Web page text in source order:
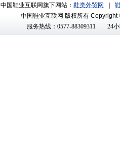
中国鞋业互联网旗下网站： 鞋类外贸网
中国鞋业互联网 版权所有 Copyright
服务热线：0577-88309311
24